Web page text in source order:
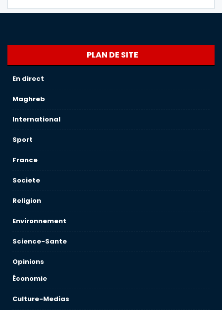
PLAN DE SITE
En direct
Maghreb
International
Sport
France
Societe
Religion
Environnement
Science-Sante
Opinions
Économie
Culture-Medias